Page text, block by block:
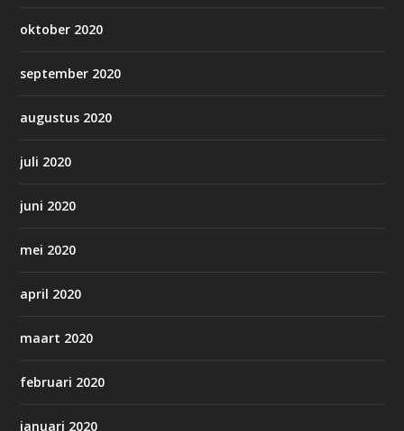
oktober 2020
september 2020
augustus 2020
juli 2020
juni 2020
mei 2020
april 2020
maart 2020
februari 2020
januari 2020